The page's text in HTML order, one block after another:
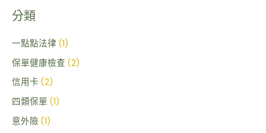
鍵
字
:
分類
一點點法律 (1)
保單健康檢查 (2)
信用卡 (2)
四類保單 (1)
意外險 (1)